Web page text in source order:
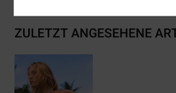
ZULETZT ANGESEHENE